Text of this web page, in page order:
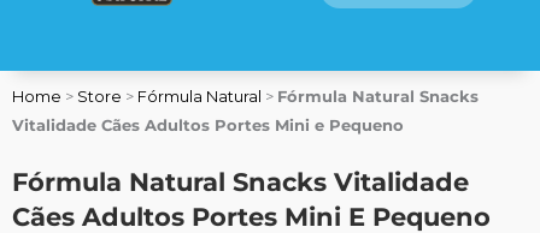
Home > Store > Fórmula Natural > Fórmula Natural Snacks
Vitalidade Cães Adultos Portes Mini e Pequeno
Fórmula Natural Snacks Vitalidade
Cães Adultos Portes Mini E Pequeno